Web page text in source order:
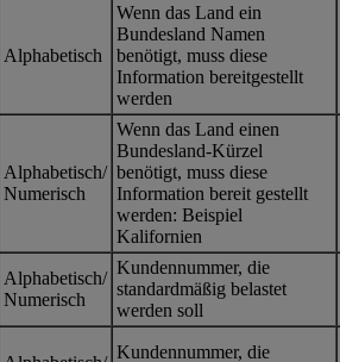
Alphabetisch
Wenn das Land ein
Bundesland Namen
benötigt, muss diese
Information bereitgestellt
werden
Alphabetisch/
Numerisch
Wenn das Land einen
Bundesland-Kürzel
benötigt, muss diese
Information bereit gestellt
werden: Beispiel
Kalifornien
Alphabetisch/
Numerisch
Kundennummer, die
standardmäßig belastet
werden soll
Kundennummer, die